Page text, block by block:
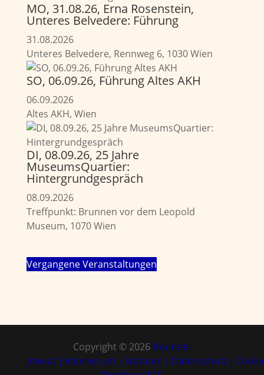
MO, 31.08.26, Erna Rosenstein,
Unteres Belvedere: Führung
31.08.2026
Unteres Belvedere, Rennweg 6, 1030 Wien
SO, 06.09.26, Führung Altes AKH
06.09.2026
Altes AKH, Wien
DI, 08.09.26, 25 Jahre
MuseumsQuartier:
Hintergrundgespräch
08.09.2026
Treffpunkt: Brunnen vor dem Leopold
Museum, 1070 Wien
Vergangene Veranstaltungen
Copyright © 2026freunde-
jmw.at | Impressum | Statuten | Datenschutz |